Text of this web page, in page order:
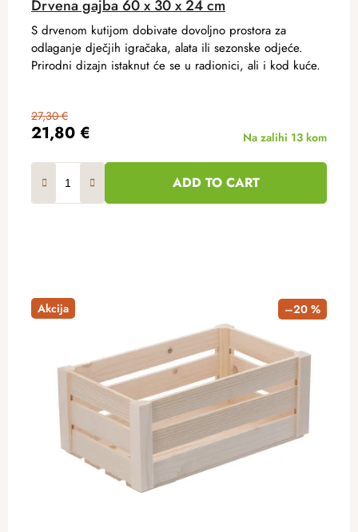
Drvena gajba 60 x 30 x 24 cm
21,80 €
27,30 €
Na zalihi 13 kom
ADD TO CART
S drvenom kutijom dobivate dovoljno prostora za
odlaganje dječjih igračaka, alata ili sezonske odjeće.
Prirodni dizajn istaknut će se u radionici, ali i kod kuće.
Akcija –20 %